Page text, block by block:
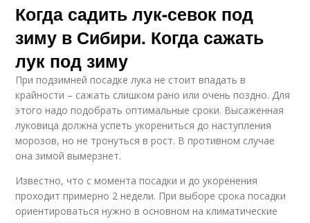
Когда садить лук-севок под
зиму в Сибири. Когда сажать
лук под зиму
При подзимней посадке лука не стоит впадать в
крайности – сажать слишком рано или очень поздно. Для
этого надо подобрать оптимальные сроки. Высаженная
луковица должна успеть укорениться до наступления
морозов, но не тронуться в рост. В противном случае
она зимой вымерзнет.
Известно, что с момента посадки и до укоренения
проходит примерно 2 недели. При выборе срока посадки
ориентироваться нужно в основном на климатические